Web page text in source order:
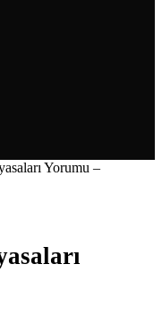
Yorumu –